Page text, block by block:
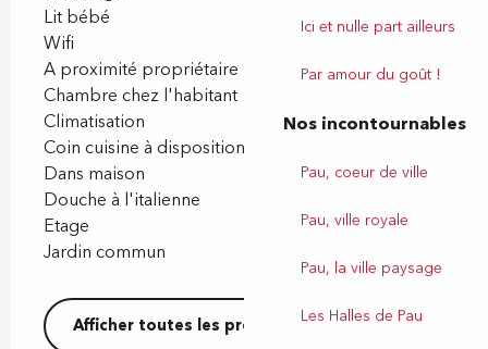
Ici et nulle part ailleurs
Par amour du goût !
Nos incontournables
Pau, coeur de ville
Pau, ville royale
Pau, la ville paysage
Les Halles de Pau
Lit bébé
Wifi
A proximité propriétaire
Chambre chez l'habitant
Climatisation
Coin cuisine à disposition (chambre d'hôtes)
Dans maison
Douche à l'italienne
Etage
Jardin commun
Afficher toutes les prestations